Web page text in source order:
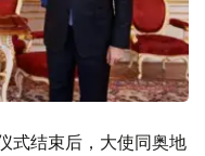
式结束后，大使同奥地